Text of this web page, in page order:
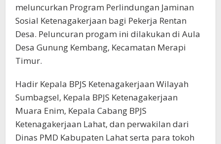
meluncurkan Program Perlindungan Jaminan
Sosial Ketenagakerjaan bagi Pekerja Rentan
Desa. Peluncuran progam ini dilakukan di Aula
Desa Gunung Kembang, Kecamatan Merapi
Timur.
Hadir Kepala BPJS Ketenagakerjaan Wilayah
Sumbagsel, Kepala BPJS Ketenagakerjaan
Muara Enim, Kepala Cabang BPJS
Ketenagakerjaan Lahat, dan perwakilan dari
Dinas PMD Kabupaten Lahat serta para tokoh